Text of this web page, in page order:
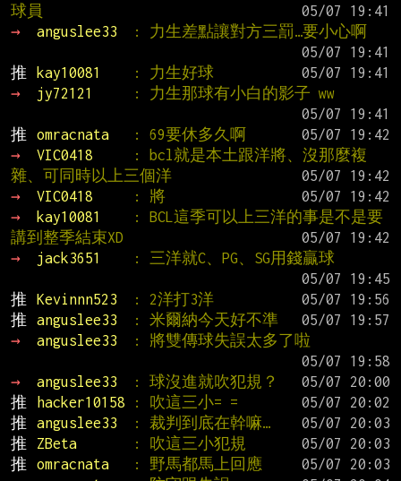
球員
→
anguslee33
: 力生差點讓對方三罰…要小心啊
推
kay10081 : 力生好球
→
jy72121
: 力生那球有小白的影子 ww
推
omracnata : 69要休多久啊
→
VIC0418
: bcl就是本土跟洋將、沒那麼複
雜、可同時以上三個洋
→
VIC0418 : 將
→
kay10081
: BCL這季可以上三洋的事是不是要
講到整季結束XD
→
jack3651
: 三洋就C、PG、SG用錢贏球
推
Kevinnn523 : 2洋打3洋
推
anguslee33 : 米爾納今天好不準
→
anguslee33
: 將雙傳球失誤太多了啦
→
anguslee33 : 球沒進就吹犯規？
推
hacker10158 : 吹這三小= =
推
anguslee33 : 裁判到底在幹嘛…
推
ZBeta : 吹這三小犯規
推
omracnata : 野馬都馬上回應